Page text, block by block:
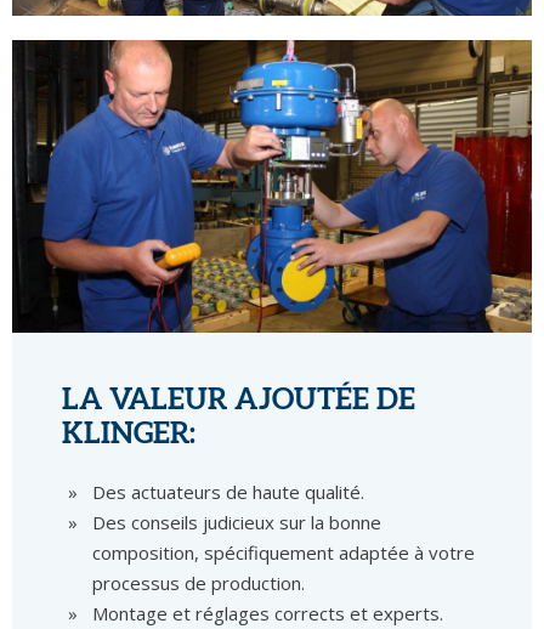
LA VALEUR AJOUTÉE DE
KLINGER:
Des actuateurs de haute qualité.
Des conseils judicieux sur la bonne
composition, spécifiquement adaptée à votre
processus de production.
Montage et réglages corrects et experts.